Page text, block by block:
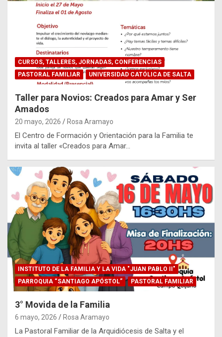
CURSOS, TALLERES, JORNADAS, CONFERENCIAS
PASTORAL FAMILIAR
UNIVERSIDAD CATÓLICA DE SALTA
Taller para Novios: Creados para Amar y Ser
Amados
20 mayo, 2026 Rosa Aramayo
El Centro de Formación y Orientación para la Familia te
invita al taller «Creados para Amar…
INSTITUTO DE LA FAMILIA Y LA VIDA "JUAN PABLO II"
PARROQUIA “SANTIAGO APÓSTOL”
PASTORAL FAMILIAR
3° Movida de la Familia
6 mayo, 2026 Rosa Aramayo
La Pastoral Familiar de la Arquidiócesis de Salta y el